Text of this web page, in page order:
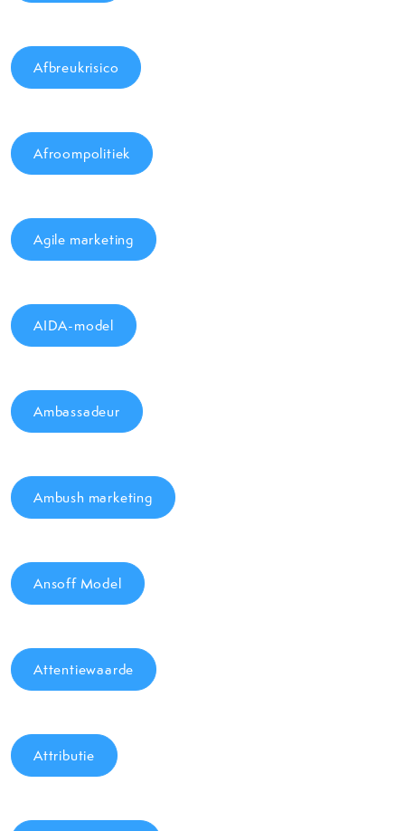
Afbreukrisico
Afroompolitiek
Agile marketing
AIDA-model
Ambassadeur
Ambush marketing
Ansoff Model
Attentiewaarde
Attributie